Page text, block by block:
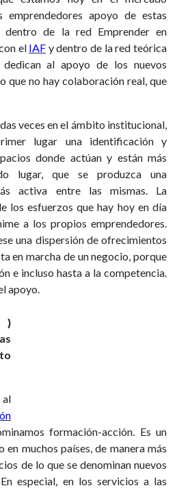
emprendedores apoyo de estas
dentro de la red Emprender en
el IAF y dentro de la red teórica
al apoyo de los nuevos
que no hay colaboración real, que
veces en el ámbito institucional,
lugar una identificación y
donde actúan y están más
lugar, que se produzca una
activa entre las mismas. La
los esfuerzos que hay hoy en día
a los propios emprendedores.
una dispersión de ofrecimientos
en marcha de un negocio, porque
e incluso hasta a la competencia.
apoyo.
}
formación-acción. Es un
muchos países, de manera más
de lo que se denominan nuevos
especial, en los servicios a las